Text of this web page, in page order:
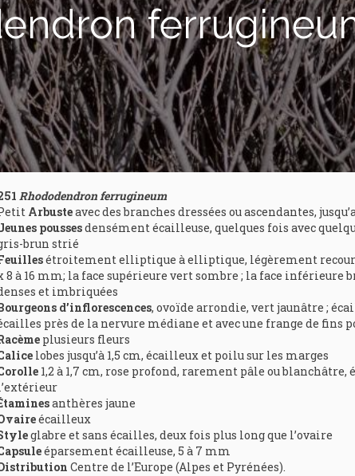
Rhododendron ferrugineum
Arbusteavec des branches dressées ou ascendantes,
poussesdensément écailleuse, quelques fois avec
brun strié
étroitement elliptique à elliptique, légèrement
8 à 16 mm; la face supérieure vert sombre ; la face inférieure
et imbriquées
d’inflorescences, ovoïde arrondie, vert jaunâtre ;
près de la nervure médiane et avec une frange de fins
plusieurs fleurs
lobes jusqu’à 1,5 cm, écailleux et poilu sur les marges
1,2 à 1,7 cm, rose profond, rarement pâle ou blanchâtre,
anthères jaune
écailleux
glabre et sans écailles, deux fois plus long que l’ovaire
éparsement écailleuse, 5 à 7 mm
Centre de l’Europe (Alpes et Pyrénées).